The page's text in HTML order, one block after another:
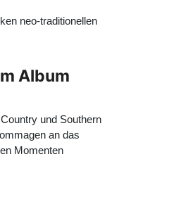
neo-traditionellen
Album
und Southern
an das
Momenten